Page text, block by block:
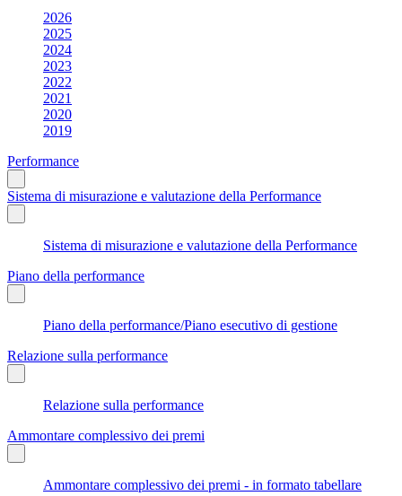
2026
2025
2024
2023
2022
2021
2020
2019
Performance
Sistema di misurazione e valutazione della Performance
Sistema di misurazione e valutazione della Performance
Piano della performance
Piano della performance/Piano esecutivo di gestione
Relazione sulla performance
Relazione sulla performance
Ammontare complessivo dei premi
Ammontare complessivo dei premi - in formato tabellare